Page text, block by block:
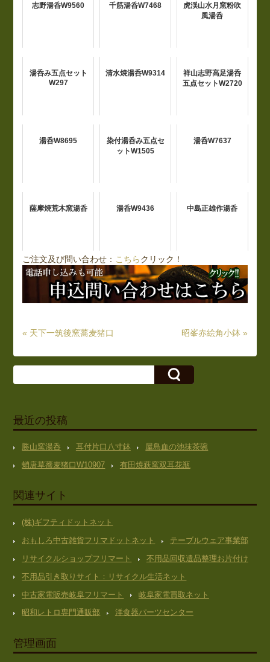
志野湯呑W9560 千筋湯呑W7468
虎渓山水月窯粉吹
風湯呑
湯呑み五点セット
W297
清水焼湯呑W9314
祥山志野高足湯呑
五点セットW2720
湯呑W8695
染付湯呑み五点セ
ットW1505
湯呑W7637
薩摩焼荒木窯湯呑 湯呑W9436 中島正雄作湯呑
ご注文及び問い合わせ： こちらクリック！
« 天下一筑後窯蕎麦猪口 昭峯赤絵角小鉢 »
最近の投稿
勝山窯湯呑 耳付片口八寸鉢
屋島血の池抹茶碗
蛸唐草蕎麦猪口W10907
有田焼萩窯双耳花瓶
関連サイト
(株)ギフティドットネット
おもしろ中古雑貨フリマドットネット
テーブルウェア事業部
リサイクルショップフリマート
不用品回収遺品整理お片付け
不用品引き取りサイト：リサイクル生活ネット
中古家電販売岐阜フリマート
岐阜家電買取ネット
昭和レトロ専門通販部
洋食器パーツセンター
管理画面